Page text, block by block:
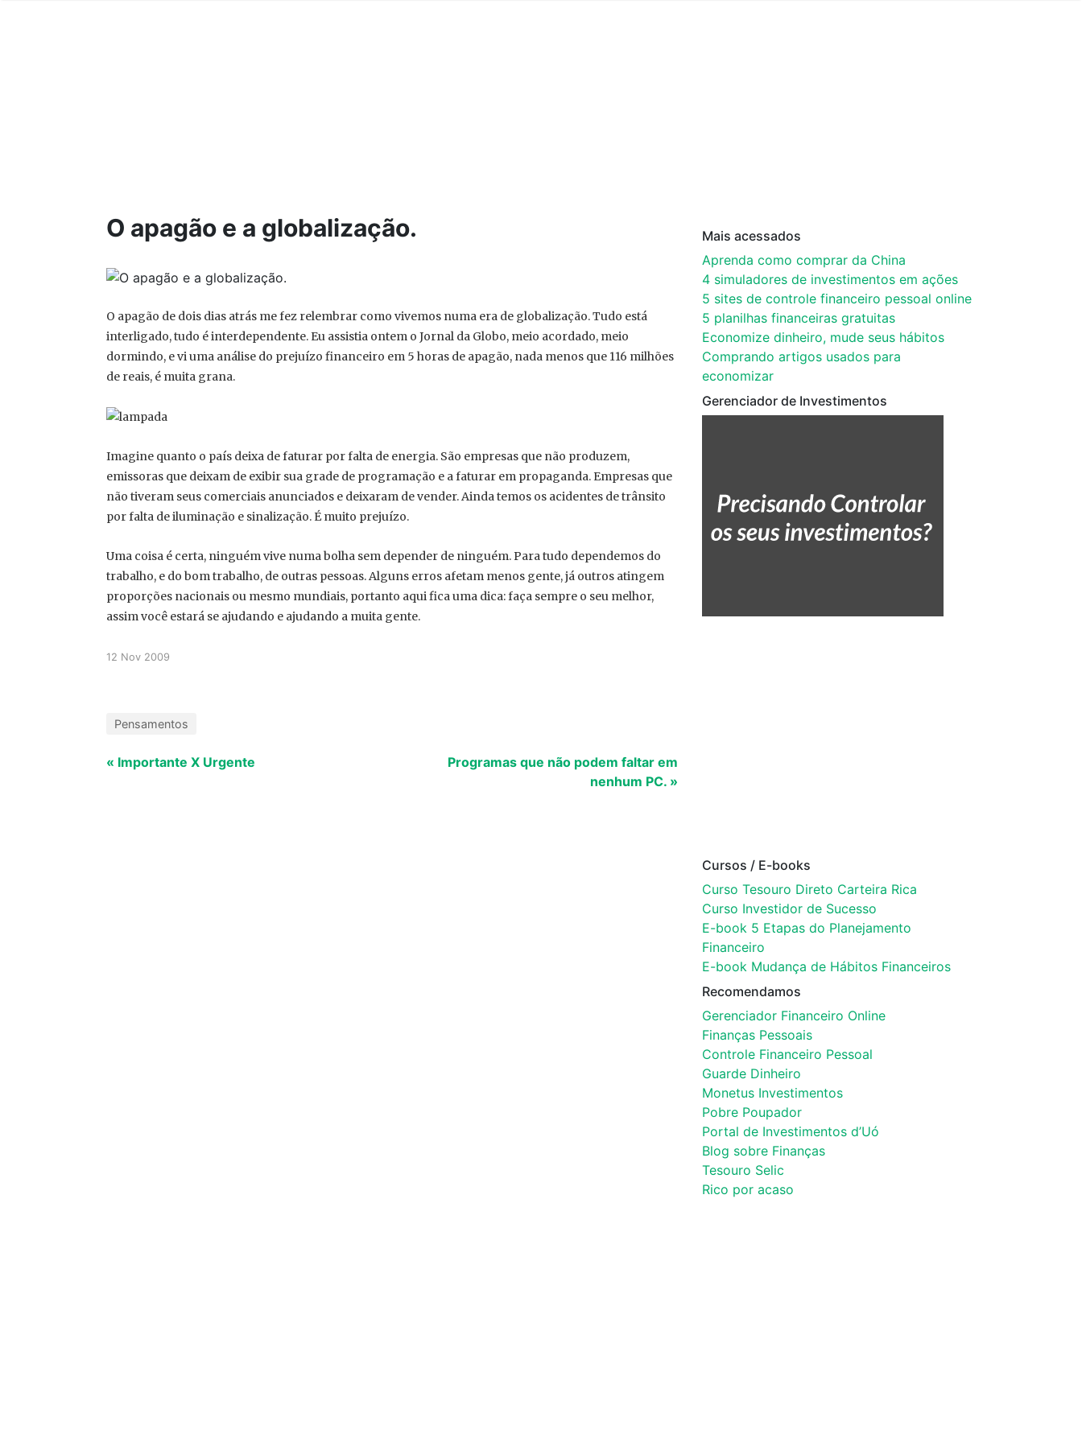
O apagão e a globalização.
O apagão de dois dias atrás me fez relembrar como vivemos numa era de globalização. Tudo está
interligado, tudo é interdependente. Eu assistia ontem o Jornal da Globo, meio acordado, meio
dormindo, e vi uma análise do prejuízo financeiro em 5 horas de apagão, nada menos que 116 milhões
de reais, é muita grana.
Imagine quanto o país deixa de faturar por falta de energia. São empresas que não produzem,
emissoras que deixam de exibir sua grade de programação e a faturar em propaganda. Empresas que
não tiveram seus comerciais anunciados e deixaram de vender. Ainda temos os acidentes de trânsito
por falta de iluminação e sinalização. É muito prejuízo.
Uma coisa é certa, ninguém vive numa bolha sem depender de ninguém. Para tudo dependemos do
trabalho, e do bom trabalho, de outras pessoas. Alguns erros afetam menos gente, já outros atingem
proporções nacionais ou mesmo mundiais, portanto aqui fica uma dica: faça sempre o seu melhor,
assim você estará se ajudando e ajudando a muita gente.
12 Nov 2009
Pensamentos
« Importante X Urgente
Programas que não podem faltar em
nenhum PC. »
Mais acessados
Aprenda como comprar da China
4 simuladores de investimentos em ações
5 sites de controle financeiro pessoal online
5 planilhas financeiras gratuitas
Economize dinheiro, mude seus hábitos
Comprando artigos usados para
economizar
Gerenciador de Investimentos
Cursos / E-books
Curso Tesouro Direto Carteira Rica
Curso Investidor de Sucesso
E-book 5 Etapas do Planejamento
Financeiro
E-book Mudança de Hábitos Financeiros
Recomendamos
Gerenciador Financeiro Online
Finanças Pessoais
Controle Financeiro Pessoal
Guarde Dinheiro
Monetus Investimentos
Pobre Poupador
Portal de Investimentos d’Uó
Blog sobre Finanças
Tesouro Selic
Rico por acaso